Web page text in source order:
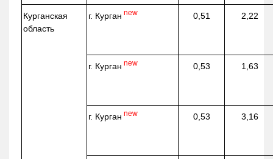
Курганская
область
г. Курган new 0,51 2,22
г. Курган new 0,53 1,63
г. Курган new 0,53 3,16